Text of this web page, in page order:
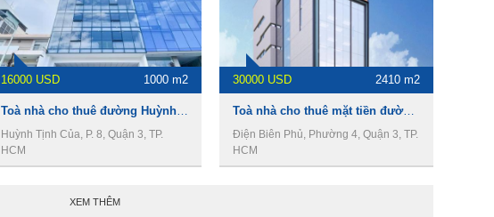
16000 USD 1000 m2
Huỳnh Tịnh Của, P. 8, Quận 3, TP.
HCM
30000 USD 2410 m2
Toà nhà cho thuê mặt tiền đường Điện Biên Phủ Quận 3, DT 12 x 37.5m , 2 hầm 9 tầng, Giá 30000usd
Điện Biên Phủ, Phường 4, Quận 3, TP.
HCM
XEM THÊM